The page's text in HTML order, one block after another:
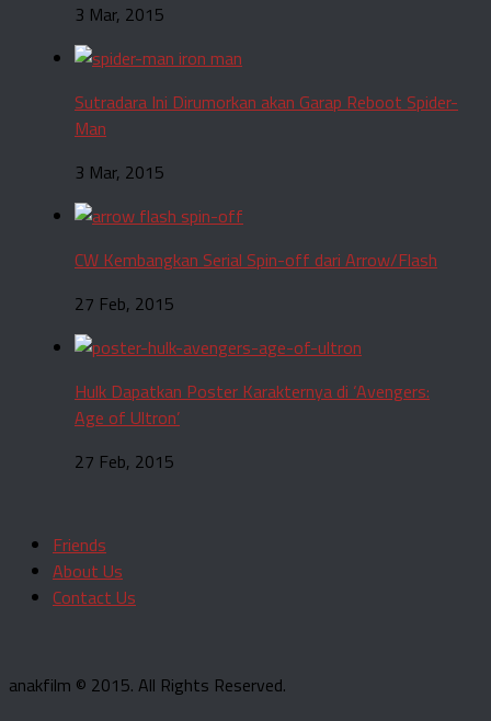
3 Mar, 2015
Sutradara Ini Dirumorkan akan Garap Reboot Spider-
Man
3 Mar, 2015
CW Kembangkan Serial Spin-off dari Arrow/Flash
27 Feb, 2015
Hulk Dapatkan Poster Karakternya di ‘Avengers:
Age of Ultron’
27 Feb, 2015
Friends
About Us
Contact Us
anakfilm © 2015. All Rights Reserved.